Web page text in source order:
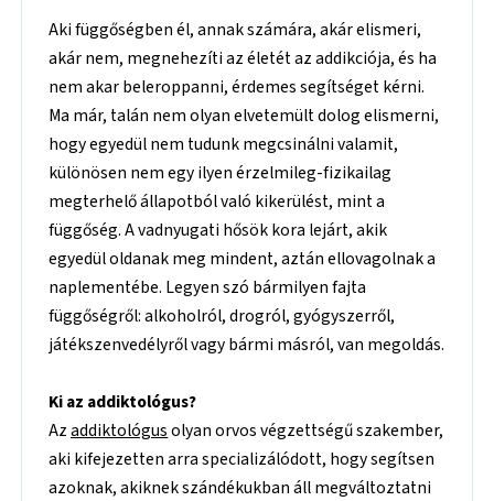
Aki függőségben él, annak számára, akár elismeri,
akár nem, megnehezíti az életét az addikciója, és ha
nem akar beleroppanni, érdemes segítséget kérni.
Ma már, talán nem olyan elvetemült dolog elismerni,
hogy egyedül nem tudunk megcsinálni valamit,
különösen nem egy ilyen érzelmileg-fizikailag
megterhelő állapotból való kikerülést, mint a
függőség. A vadnyugati hősök kora lejárt, akik
egyedül oldanak meg mindent, aztán ellovagolnak a
naplementébe. Legyen szó bármilyen fajta
függőségről: alkoholról, drogról, gyógyszerről,
játékszenvedélyről vagy bármi másról, van megoldás.
Ki az addiktológus?
Azaddiktológusolyan orvos végzettségű szakember,
aki kifejezetten arra specializálódott, hogy segítsen
azoknak, akiknek szándékukban áll megváltoztatni